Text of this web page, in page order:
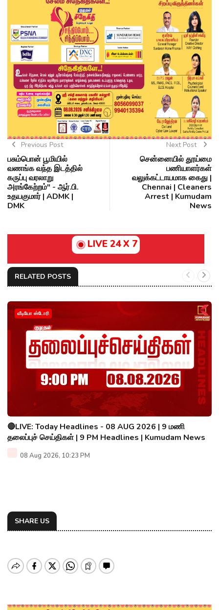
Previous Post
பசும்பொன் பூமியில்
வணங்க வந்த இடத்தில்
கருப்பு வரலாறு
அரங்கேற்றம்" - ஆர்.பி.
உதயகுமார் | ADMK |
DMK
Next Post
சென்னையில் தூய்மை
பணியாளர்கள்
வலுக்கட்டாயமாக கைது |
Chennai | Cleaners
Arrest | Kumudam
News
LIVE 24 X 7
RELATED POSTS
வீடியோ ஸ்டோரி
🔴LIVE: Today Headlines - 08 AUG 2026 | 9 மணி
தலைப்புச் செய்திகள் | 9 PM Headlines | Kumudam News
08 Aug 2026, 10:23 PM
SHARE US